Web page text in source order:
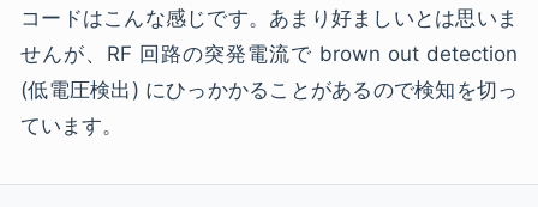
コードはこんな感じです。あまり好ましいとは思いま
せんが、RF 回路の突発電流で brown out detection
(低電圧検出) にひっかかることがあるので検知を切っ
ています。